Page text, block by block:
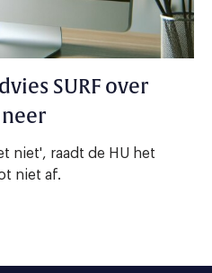
SURF over
niet', raadt de HU het
niet af.